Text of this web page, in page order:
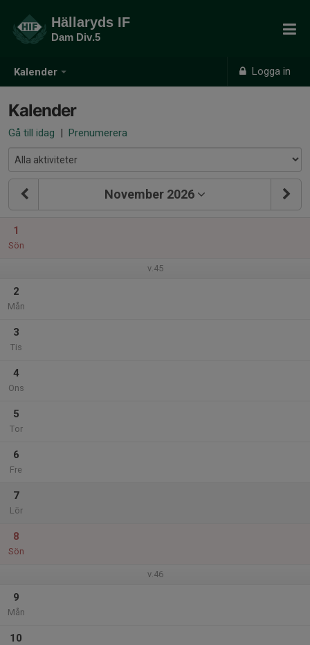
Kalender Logga in
Hällaryds IF
Dam Div.5
Kalender
Gå till idag | Prenumerera
November 2026
1
Sön
v.45
2
Mån
3
Tis
4
Ons
5
Tor
6
Fre
7
Lör
8
Sön
v.46
9
Mån
10